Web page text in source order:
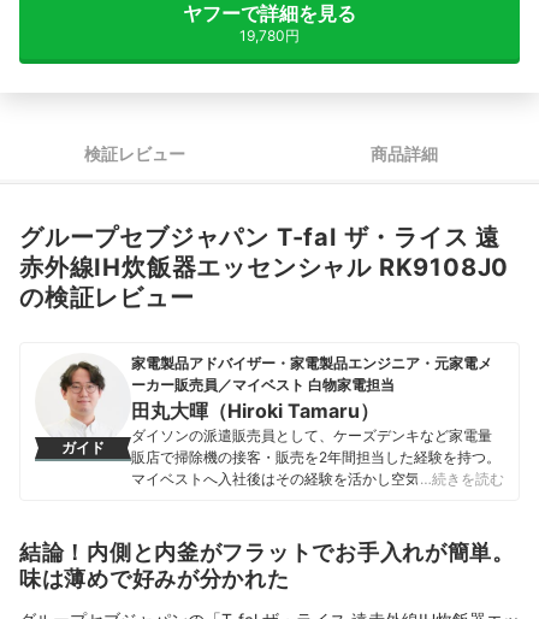
ヤフーで詳細を見る
19,780円
検証レビュー 商品詳細
グループセブジャパン T-fal ザ・ライス 遠
赤外線IH炊飯器エッセンシャル RK9108J0
の検証レビュー
ガイド
家電製品アドバイザー・家電製品エンジニア・元家電メ
ーカー販売員／マイベスト 白物家電担当
田丸大暉（Hiroki Tamaru）
ダイソンの派遣販売員として、ケーズデンキなど家電量
販店で掃除機の接客・販売を2年間担当した経験を持つ。
マイベストへ入社後はその経験を活かし空気清浄機・除
ガイドを担当し、日立やシャープ、パナソニックなどの
総合家電メーカーから、ダイニチ工業・Sharkなどの専門
メーカーまで、150以上の家電製品を比較検証してきた。
毎日使う家電製品だからこそ、本当によい商品を誰もが
…続きを読む
結論！内側と内釜がフラットでお手入れが簡単。
味は薄めで好みが分かれた